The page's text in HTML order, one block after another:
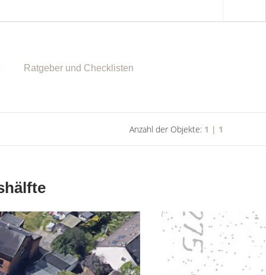
Ratgeber und Checklisten
Anzahl der Objekte: 1 | 1